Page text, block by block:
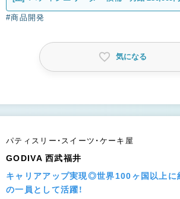
#商品開発
気になる
パティスリー・スイーツ・ケーキ屋
GODIVA 西武福井
キャリアアップ実現◎世界100ヶ国以上に
の一員として活躍！